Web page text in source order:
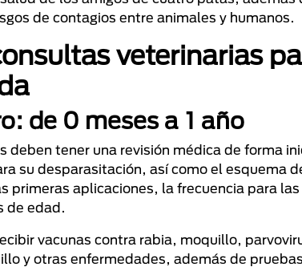
de contagios entre animales y humanos.
veterinarias
de 0 meses a 1 año
deben tener una revisión médica de forma
su desparasitación, así como el esquema
primeras aplicaciones, la frecuencia para
de edad.
vacunas contra rabia, moquillo,
y otras enfermedades, además de